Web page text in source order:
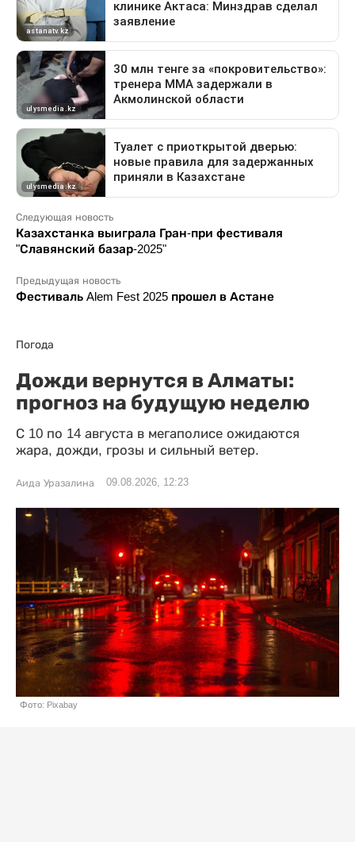
Следующая новость
Казахстанка выиграла Гран-при фестиваля
"Славянский базар-2025"
Предыдущая новость
Фестиваль Alem Fest 2025 прошел в Астане
Погода
Дожди вернутся в Алматы:
прогноз на будущую неделю
С 10 по 14 августа в мегаполисе ожидаются
жара, дожди, грозы и сильный ветер.
Аида Уразалина 09.08.2026, 12:23
Фото: Pixabay